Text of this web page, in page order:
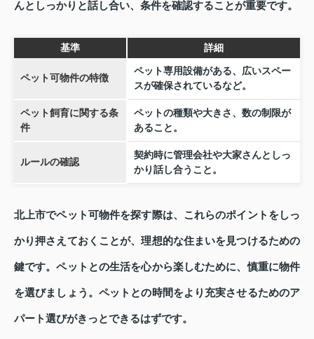
んとしっかりと話し合い、条件を確認することが重要です。
基準 詳細
ペット可物件の特徴
ペット専用設備がある、広いスペー
スが確保されているなど。
ペット飼育に関する条
件
ペットの種類や大きさ、数の制限が
あること。
ルールの確認
契約時に管理会社や大家さんとしっ
かり話し合うこと。
北上市でペット可物件を探す際は、これらのポイントをしっ
かり押さえておくことが、理想的な住まいを見つけるための
鍵です。ペットとの生活を心から楽しむために、慎重に物件
を選びましょう。ペットとの時間をより充実させるためのア
パート選びがきっとできるはずです。